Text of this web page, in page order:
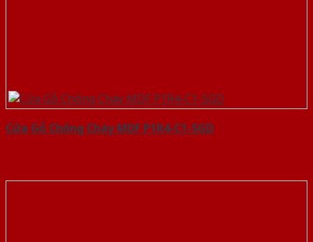
Cửa Gỗ Chống Cháy MDF P1R4-C1-SGD